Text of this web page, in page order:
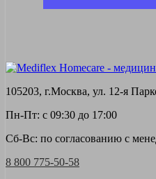
105203, г.Москва, ул. 12-я
Пн-Пт: с 09:30 до 17:00
Сб-Вс: по согласованию с
8 800 775-50-58